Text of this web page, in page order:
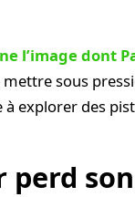
l’image dont
mettre sous
explorer des
perd